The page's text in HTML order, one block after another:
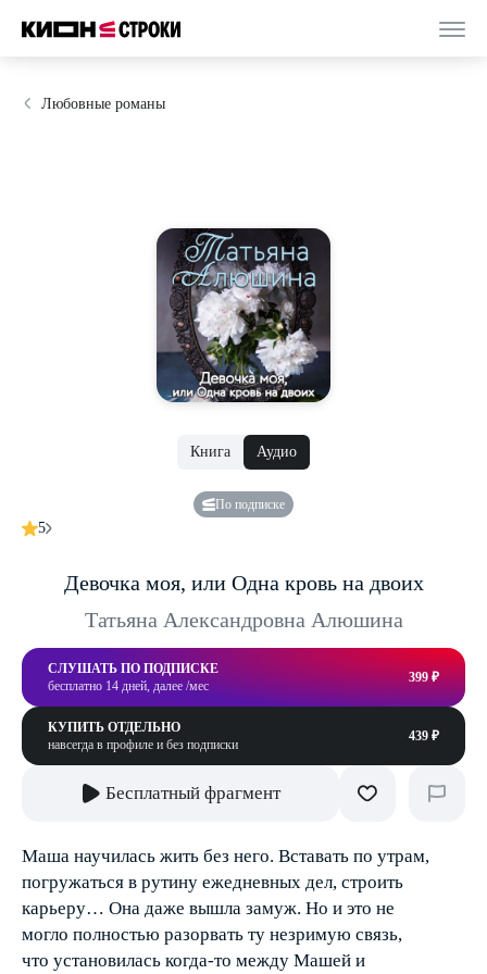
Любовные романы
Книга Аудио
По подписке
5
Девочка моя, или Одна кровь на двоих
Татьяна Александровна Алюшина
СЛУШАТЬ ПО ПОДПИСКЕ
бесплатно 14 дней, далее /мес
399 ₽
КУПИТЬ ОТДЕЛЬНО
навсегда в профиле и без подписки
439 ₽
Бесплатный фрагмент
Маша научилась жить без него. Вставать по утрам,
погружаться в рутину ежедневных дел, строить
карьеру… Она даже вышла замуж. Но и это не
могло полностью разорвать ту незримую связь,
что установилась когда-то между Машей и